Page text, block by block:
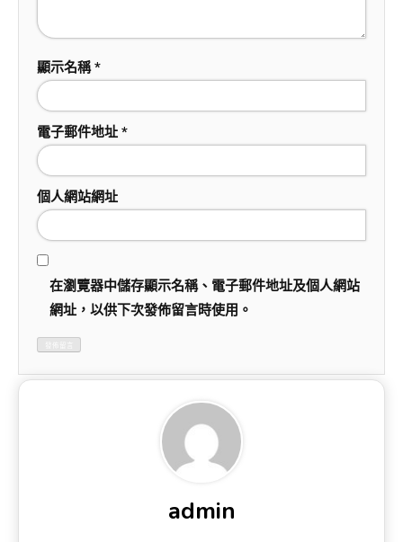
顯示名稱*
電子郵件地址 *
個人網站網址
在瀏覽器中儲存顯示名稱、電子郵件地址及個人網站
網址，以供下次發佈留言時使用。
admin